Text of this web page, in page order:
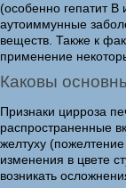
(особенно гепатит
аутоиммунные
веществ. Также к
применение
Каковы
Признаки цирроза
распространенные
желтуху
изменения в цвете
возникать